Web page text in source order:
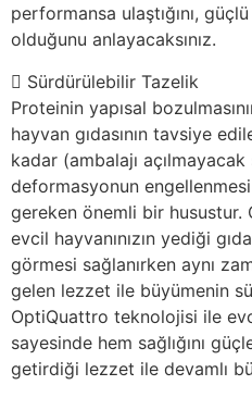
performansa ulaştığını,
olduğunu anlayacaksınız.
Sürdürülebilir Tazelik
Proteinin yapısal
hayvan gıdasının tavsiye
kadar (ambalajı
deformasyonun
gereken önemli bir
evcil hayvanınızın yediği
görmesi sağlanırken aynı
gelen lezzet ile büyümenin
OptiQuattro teknolojisi ile
sayesinde hem sağlığını
getirdiği lezzet ile devamlı